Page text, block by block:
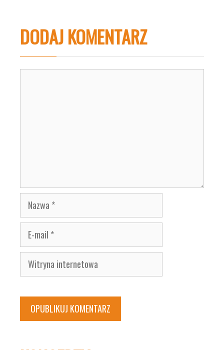
DODAJ KOMENTARZ
Nazwa
E-
mail
Witryna
internetowa